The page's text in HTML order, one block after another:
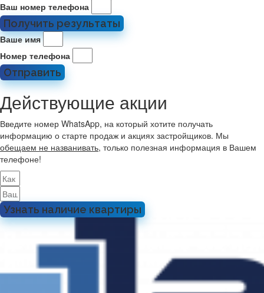
Ваш номер телефона
Получить результаты
Ваше имя
Номер телефона
Отправить
Действующие акции
Введите номер WhatsApp, на который хотите получать
информацию о старте продаж и акциях застройщиков. Мы
обещаем не названивать, только полезная информация в Вашем
телефоне!
Узнать наличие квартиры